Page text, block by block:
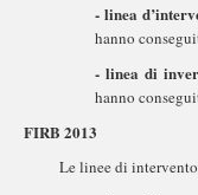
- linea
hanno
- linea di
hanno
FIRB 2013
Le linee di